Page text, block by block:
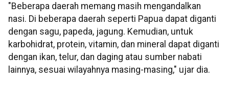
"Beberapa daerah memang masih mengandalkan
nasi. Di beberapa daerah seperti Papua dapat diganti
dengan sagu, papeda, jagung. Kemudian, untuk
karbohidrat, protein, vitamin, dan mineral dapat diganti
dengan ikan, telur, dan daging atau sumber nabati
lainnya, sesuai wilayahnya masing-masing," ujar dia.